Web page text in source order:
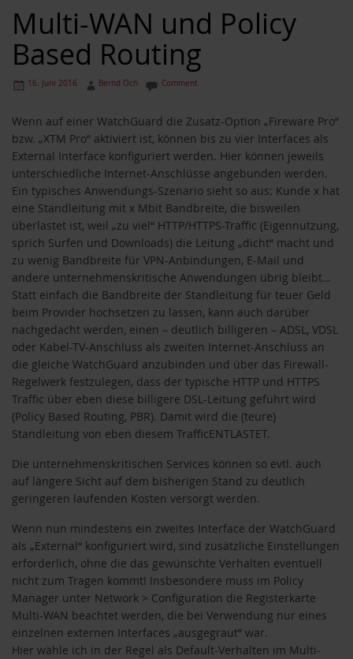
Multi-WAN und Policy
Based Routing
16. Juni 2016 Bernd Och Comment
Wenn auf einer WatchGuard die Zusatz-Option „Fireware Pro“
bzw. „XTM Pro“ aktiviert ist, können bis zu vier Interfaces als
External Interface konfiguriert werden. Hier können jeweils
unterschiedliche Internet-Anschlüsse angebunden werden.
Ein typisches Anwendungs-Szenario sieht so aus: Kunde x hat
eine Standleitung mit x Mbit Bandbreite, die bisweilen
überlastet ist, weil „zu viel“ HTTP/HTTPS-Traffic (Eigennutzung,
sprich Surfen und Downloads) die Leitung „dicht“ macht und
zu wenig Bandbreite für VPN-Anbindungen, E-Mail und
andere unternehmenskritische Anwendungen übrig bleibt…
Statt einfach die Bandbreite der Standleitung für teuer Geld
beim Provider hochsetzen zu lassen, kann auch darüber
nachgedacht werden, einen – deutlich billigeren – ADSL, VDSL
oder Kabel-TV-Anschluss als zweiten Internet-Anschluss an
die gleiche WatchGuard anzubinden und über das Firewall-
Regelwerk festzulegen, dass der typische HTTP und HTTPS
Traffic über eben diese billigere DSL-Leitung geführt wird
(Policy Based Routing, PBR). Damit wird die (teure)
Standleitung von eben diesem TrafficENTLASTET.
Die unternehmenskritischen Services können so evtl. auch
auf längere Sicht auf dem bisherigen Stand zu deutlich
geringeren laufenden Kosten versorgt werden.
Wenn nun mindestens ein zweites Interface der WatchGuard
als „External“ konfiguriert wird, sind zusätzliche Einstellungen
erforderlich, ohne die das gewünschte Verhalten eventuell
nicht zum Tragen kommt! Insbesondere muss im Policy
Manager unter Network > Configuration die Registerkarte
Multi-WAN beachtet werden, die bei Verwendung nur eines
einzelnen externen Interfaces „ausgegraut“ war.
Hier wähle ich in der Regel als Default-Verhalten im Multi-